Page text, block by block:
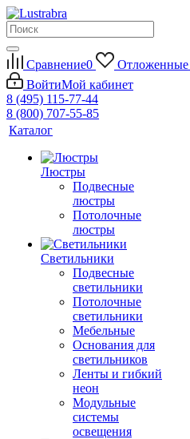
Сравнение0 Отложенные
ВойтиМой кабинет
8 (495) 115-77-44
8 (800) 707-55-85
Каталог
Люстры
Подвесные
люстры
Потолочные
люстры
Светильники
Подвесные
светильники
Потолочные
светильники
Мебельные
Основания для
светильников
Ленты и гибкий
неон
Модульные
системы
освещения